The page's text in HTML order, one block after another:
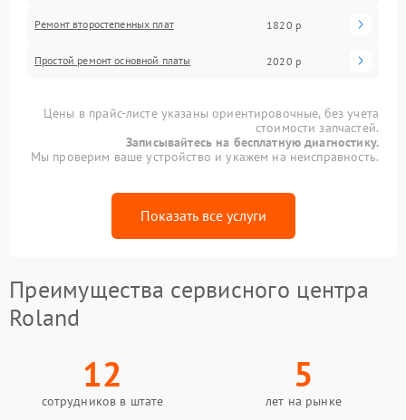
Ремонт второстепенных плат 1820 р
Простой ремонт основной платы 2020 р
Цены в прайс-листе указаны ориентировочные, без учета
стоимости запчастей.
Записывайтесь на бесплатную диагностику.
Мы проверим ваше устройство и укажем на неисправность.
Показать все услуги
Преимущества сервисного центра
Roland
12
сотрудников в штате
5
лет на рынке